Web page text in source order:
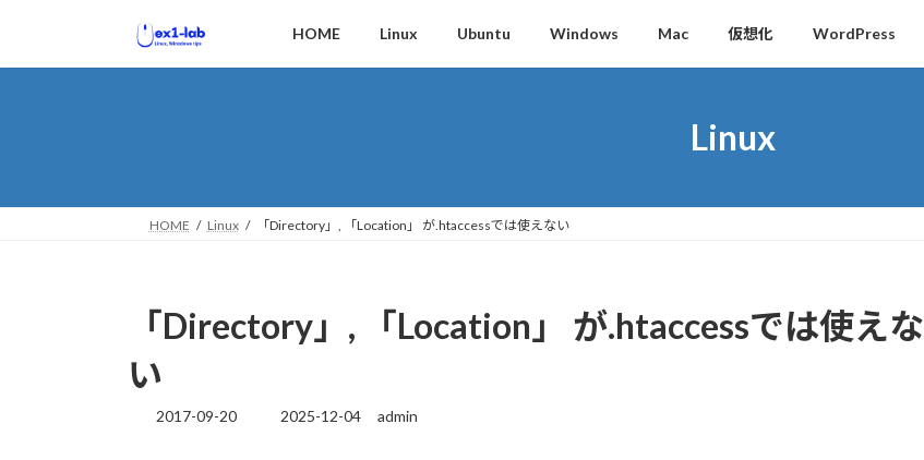
テ
ゲ
HOME Linux Ubuntu Windows Mac 仮想化 WordPress
Linux
HOME Linux 「Directory」, 「Location」 が.htaccessでは使えない
「Directory」, 「Location」 が.htaccessでは使えな
い
2017-09-20
最
2025-12-04 admin